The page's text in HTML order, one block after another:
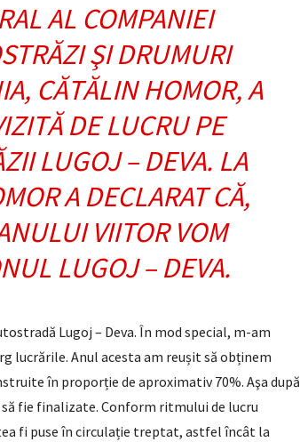
AL COMPANIEI
ŞI DRUMURI
CĂTĂLIN HOMOR, A
DE LUCRU PE
LUGOJ – DEVA. LA
A DECLARAT CĂ,
VIITOR VOM
LUGOJ – DEVA.
Lugoj – Deva. În mod special, m-am
lucrările. Anul acesta am reușit să obținem
în proporție de aproximativ 70%. Aşa după
fie finalizate. Conform ritmului de lucru
fi puse în circulație treptat, astfel încât la